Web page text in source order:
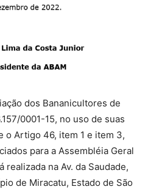
dos Bananicultores de
0001-15, no uso de suas
o Artigo 46, item 1 e item 3,
para a Assembléia Geral
realizada na Av. da Saudade,
de Miracatu, Estado de São